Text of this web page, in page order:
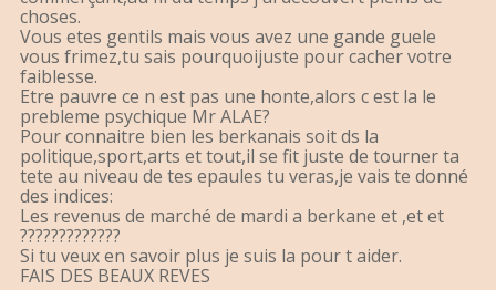
choses.
Vous etes gentils mais vous avez une gande guele
vous frimez,tu sais pourquoijuste pour cacher votre
faiblesse.
Etre pauvre ce n est pas une honte,alors c est la le
prebleme psychique Mr ALAE?
Pour connaitre bien les berkanais soit ds la
politique,sport,arts et tout,il se fit juste de tourner ta
tete au niveau de tes epaules tu veras,je vais te donné
des indices:
Les revenus de marché de mardi a berkane et ,et et
?????????????
Si tu veux en savoir plus je suis la pour t aider.
FAIS DES BEAUX REVES